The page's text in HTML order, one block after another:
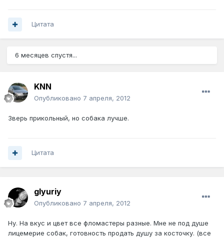
Цитата
6 месяцев спустя...
KNN
Опубликовано 7 апреля, 2012
Зверь прикольный, но собака лучше.
Цитата
glyuriy
Опубликовано 7 апреля, 2012
Ну. На вкус и цвет все фломастеры разные. Мне не под душе
лицемерие собак, готовность продать душу за косточку. (все